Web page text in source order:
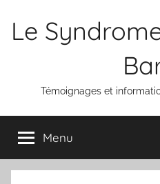
Le
Témoignages et
Menu